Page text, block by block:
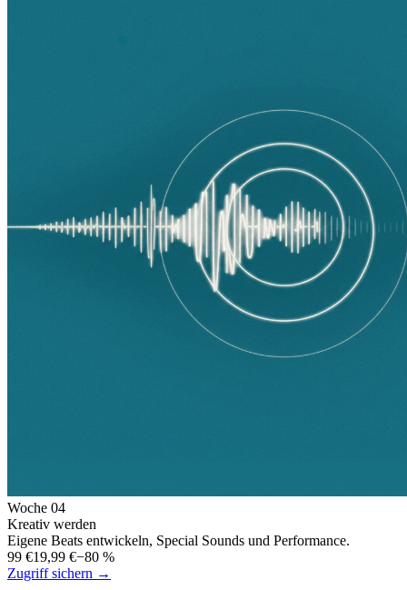
Woche 04
Kreativ werden
Eigene Beats entwickeln, Special Sounds und Performance.
99 €19,99 €−80 %
Zugriff sichern →